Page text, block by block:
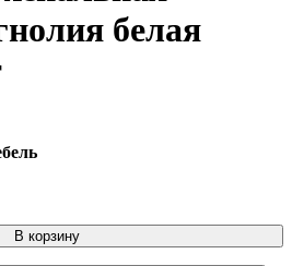
белая
В корзину